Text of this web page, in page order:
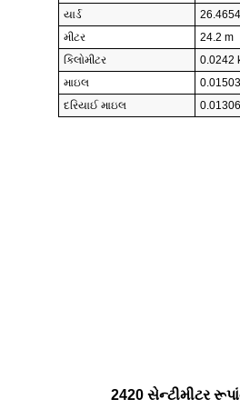
યાર્ડ
મીટર
24.2 m
કિલોમીટર
0.0242
માઇલ
દરિયાઈ માઇલ
2420 સેન્ટીમીટર